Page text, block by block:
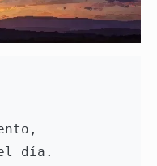
el día.